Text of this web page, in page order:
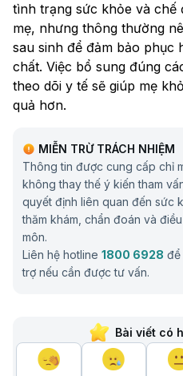
tình trạng sức khỏe và chế
mẹ, nhưng thông thường
sau sinh để đảm bảo phục
chất. Việc bổ sung đúng
theo dõi y tế sẽ giúp mẹ
quả hơn.
MIỄN TRỪ TRÁCH NHIỆM
Thông tin được cung cấp chỉ
không thay thế ý kiến tham
quyết định liên quan đến sức
thăm khám, chẩn đoán và
môn.
Liên hệ hotline 1800 6928 để
trợ nếu cần được tư vấn.
Bài viết có